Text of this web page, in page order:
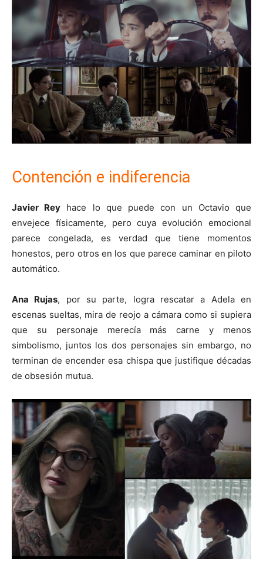
Contención e indiferencia
Javier Rey hace lo que puede con un Octavio que
envejece físicamente, pero cuya evolución emocional
parece congelada, es verdad que tiene momentos
honestos, pero otros en los que parece caminar en piloto
automático.
Ana Rujas, por su parte, logra rescatar a Adela en
escenas sueltas, mira de reojo a cámara como si supiera
que su personaje merecía más carne y menos
simbolismo, juntos los dos personajes sin embargo, no
terminan de encender esa chispa que justifique décadas
de obsesión mutua.